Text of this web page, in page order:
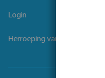
Login
Herroeping van overeenkomst